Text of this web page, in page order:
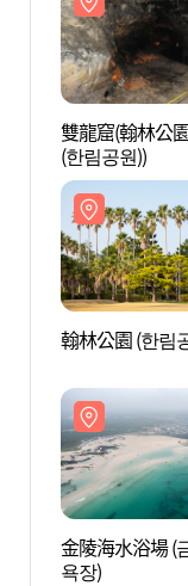
雙龍窟(翰林公
(한림공원))
翰林公園 (한림
金陵海水浴場 (
욕장)